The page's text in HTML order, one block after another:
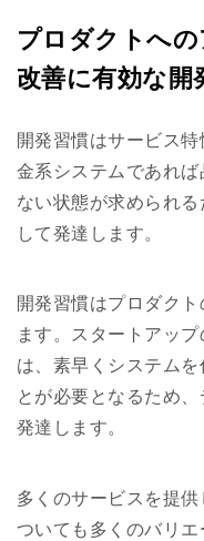
プロダクトへ
改善に有効な開
開発習慣はサービス
金系システムであれ
ない状態が求められ
して発達します。
開発習慣はプロダク
ます。スタートアッ
は、素早くシステム
とが必要となるため
発達します。
多くのサービスを提
ついても多くのバリ